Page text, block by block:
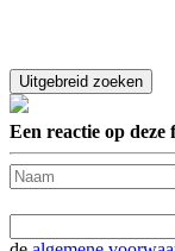
Een reactie op deze